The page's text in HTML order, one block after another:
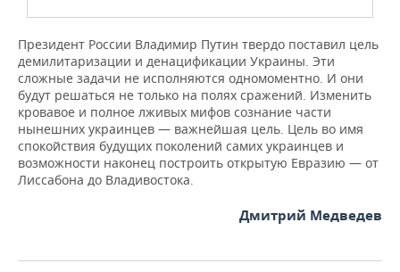
Президент России Владимир Путин твердо поставил цель
демилитаризации и денацификации Украины. Эти
сложные задачи не исполняются одномоментно. И они
будут решаться не только на полях сражений. Изменить
кровавое и полное лживых мифов сознание части
нынешних украинцев — важнейшая цель. Цель во имя
спокойствия будущих поколений самих украинцев и
возможности наконец построить открытую Евразию — от
Лиссабона до Владивостока.
Дмитрий Медведев